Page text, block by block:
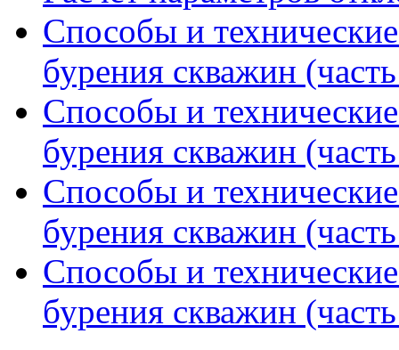
Способы и
бурения скважин
Способы и
бурения скважин
Способы и
бурения скважин
Способы и
бурения скважин